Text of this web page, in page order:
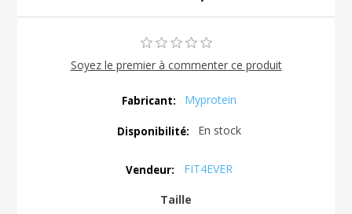
Soyez le premier à commenter ce produit
Fabricant: Myprotein
Disponibilité: En stock
Vendeur: FIT4EVER
Taille